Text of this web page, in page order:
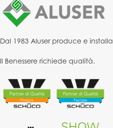
Dal 1983 Aluser produce e
Il Benessere richiede qualità.